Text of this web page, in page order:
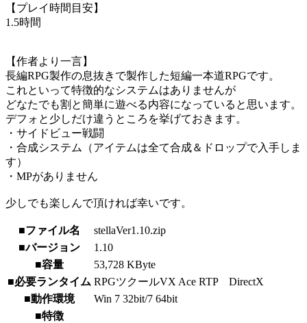
【プレイ時間目安】
1.5時間
【作者より一言】
長編RPG製作の息抜きで製作した短編一本道RPGです。
これといって特徴的なシステムはありませんが
どなたでも割と簡単に遊べる内容になっていると思います。
デフォと少しだけ違うところを挙げておきます。
・サイドビュー戦闘
・合成システム（アイテムは全て合成＆ドロップで入手しま
す）
・MPがありません
少しでも楽しんで頂ければ幸いです。
■ファイル名
stellaVer1.10.zip
■バージョン
1.10
■容量
53,728 KByte
■必要ランタイム RPGツクールVX Ace RTP DirectX
■動作環境
Win 7 32bit/7 64bit
■特徴